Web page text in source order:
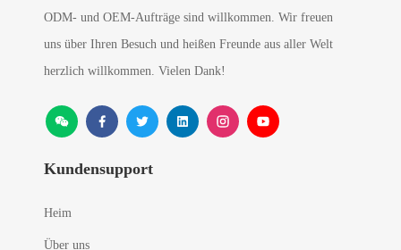
ODM- und OEM-Aufträge sind willkommen. Wir freuen
uns über Ihren Besuch und heißen Freunde aus aller Welt
herzlich willkommen. Vielen Dank!
Kundensupport
Heim
Über uns